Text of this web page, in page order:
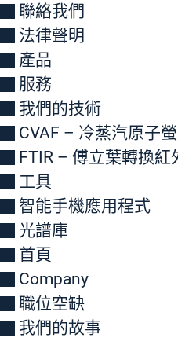
聯絡我們
法律聲明
產品
服務
我們的技術
CVAF – 冷蒸汽原子
FTIR – 傅立葉轉換紅
工具
智能手機應用程式
光譜庫
首頁
Company
職位空缺
我們的故事